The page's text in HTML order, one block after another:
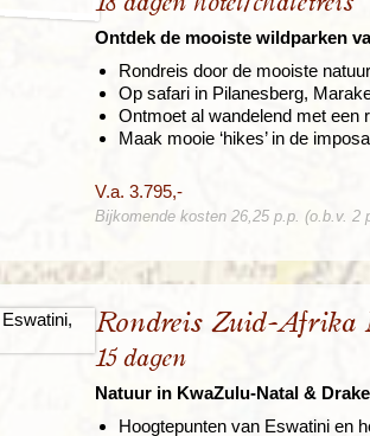
Ontdek de mooiste wildparken
Rondreis door de mooiste
Op safari in Pilanesberg,
Ontmoet al wandelend met een
Maak mooie ‘hikes’ in de
V.a. 3.795,-
Bijkomende kosten 26,25 p.p. (o.b.v. 2
Rondreis Zuid-Afrika
15 dagen
Natuur in KwaZulu-Natal &
Hoogtepunten van Eswatini en